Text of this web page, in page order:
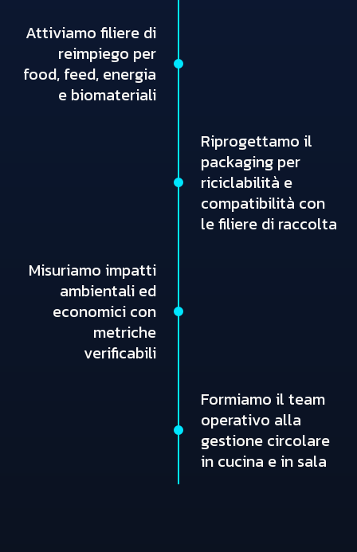
Attiviamo filiere di
reimpiego per
food, feed, energia
e biomateriali
Riprogettamo il
packaging per
riciclabilità e
compatibilità con
le filiere di raccolta
Misuriamo impatti
ambientali ed
economici con
metriche
verificabili
Formiamo il team
operativo alla
gestione circolare
in cucina e in sala